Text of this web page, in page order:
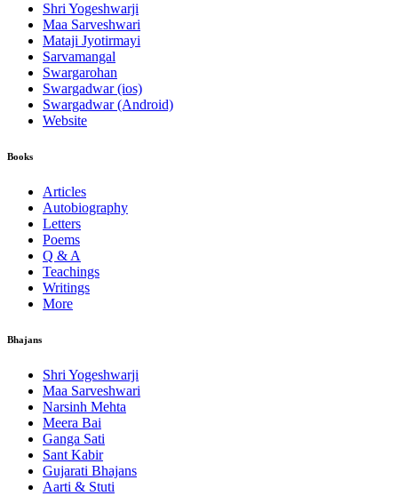
Shri Yogeshwarji
Maa Sarveshwari
Mataji Jyotirmayi
Sarvamangal
Swargarohan
Swargadwar (ios)
Swargadwar (Android)
Website
Books
Articles
Autobiography
Letters
Poems
Q & A
Teachings
Writings
More
Bhajans
Shri Yogeshwarji
Maa Sarveshwari
Narsinh Mehta
Meera Bai
Ganga Sati
Sant Kabir
Gujarati Bhajans
Aarti & Stuti